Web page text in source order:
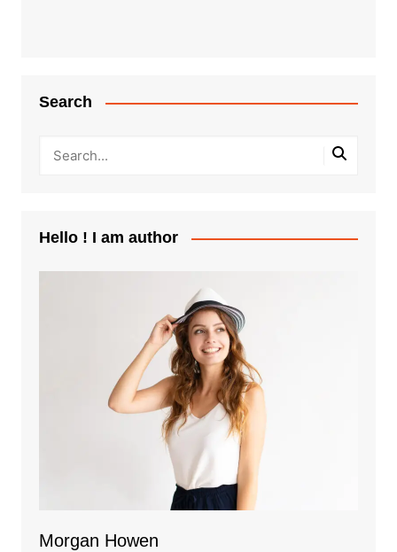
Search
Hello ! I am author
Morgan Howen